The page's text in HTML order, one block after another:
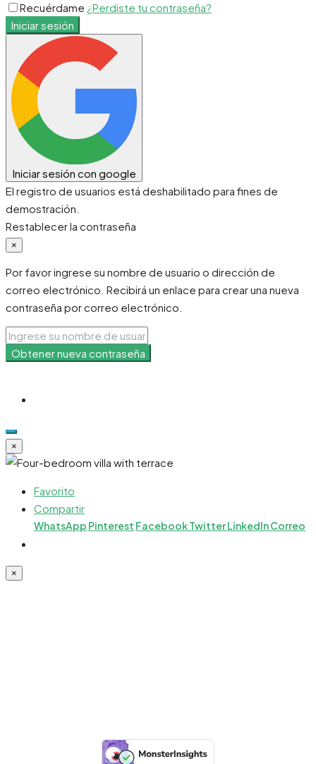
Recuérdame ¿Perdiste tu contraseña?
Iniciar sesión
Iniciar sesión con google
El registro de usuarios está deshabilitado para fines de
demostración.
Restablecer la contraseña
×
Por favor ingrese su nombre de usuario o dirección de
correo electrónico. Recibirá un enlace para crear una nueva
contraseña por correo electrónico.
Obtener nueva contraseña
×
Favorito
Compartir
WhatsApp Pinterest FacebookTwitterLinkedInCorreo
×